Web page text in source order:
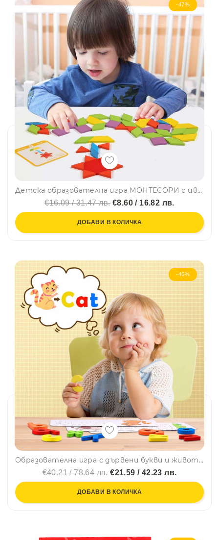
-47%
Детска образователна игра МОНТЕСОРИ с цветни геометрични фигури ТАНГРАМ SD24 - 155 части, BF23
€16.09 / 31.47 лв.€8.60 / 16.82 лв.
ДОБАВИ В КОЛИЧКА
-46%
Образователна игра с дървени букви и животни МОНТЕСОРИ - за изучаване на английски език SD07, BF23
€40.21 / 78.64 лв.€21.59 / 42.23 лв.
ДОБАВИ В КОЛИЧКА